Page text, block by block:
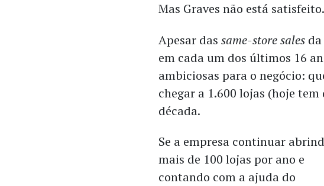
Mas Graves não está satisfeito.
Apesar dassame-store sales
em cada um dos últimos 16
ambiciosas para o negócio:
chegar a 1.600 lojas (hoje
década.
Se a empresa continuar
mais de 100 lojas por ano e
contando com a ajuda do